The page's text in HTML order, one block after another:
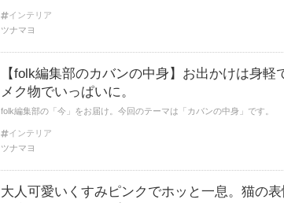
インテリア
ツナマヨ
【folk編集部のカバンの中身】お出かけは身軽
メク物でいっぱいに。
folk編集部の「今」をお届け。今回のテーマは「カバンの中身」です。
インテリア
ツナマヨ
大人可愛いくすみピンクでホッと一息。猫の